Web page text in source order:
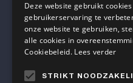
Mensen &
Deze website gebruikt
gebruikerservaring te
onze website te gebruiken,
alle cookies in
Cookiebeleid. Lees verder
STRIKT